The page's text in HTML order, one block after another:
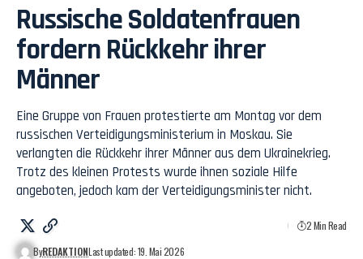
Russische Soldatenfrauen
fordern Rückkehr ihrer
Männer
Eine Gruppe von Frauen protestierte am Montag vor dem
russischen Verteidigungsministerium in Moskau. Sie
verlangten die Rückkehr ihrer Männer aus dem Ukrainekrieg.
Trotz des kleinen Protests wurde ihnen soziale Hilfe
angeboten, jedoch kam der Verteidigungsminister nicht.
ByREDAKTIONLast updated: 19. Mai 2026
2 Min Read